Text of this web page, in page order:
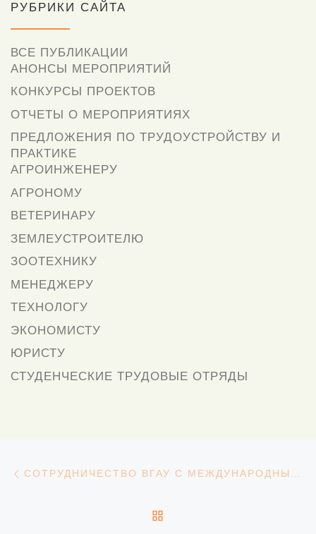
РУБРИКИ САЙТА
ВСЕ ПУБЛИКАЦИИ
АНОНСЫ МЕРОПРИЯТИЙ
КОНКУРСЫ ПРОЕКТОВ
ОТЧЕТЫ О МЕРОПРИЯТИЯХ
ПРЕДЛОЖЕНИЯ ПО ТРУДОУСТРОЙСТВУ И
ПРАКТИКЕ
АГРОИНЖЕНЕРУ
АГРОНОМУ
ВЕТЕРИНАРУ
ЗЕМЛЕУСТРОИТЕЛЮ
ЗООТЕХНИКУ
МЕНЕДЖЕРУ
ТЕХНОЛОГУ
ЭКОНОМИСТУ
ЮРИСТУ
СТУДЕНЧЕСКИЕ ТРУДОВЫЕ ОТРЯДЫ
Навигация СОТРУДНИЧЕСТВО ВГАУ С МЕЖДУНАРОДНЫМ КОНЦЕРНОМ «BAYER»